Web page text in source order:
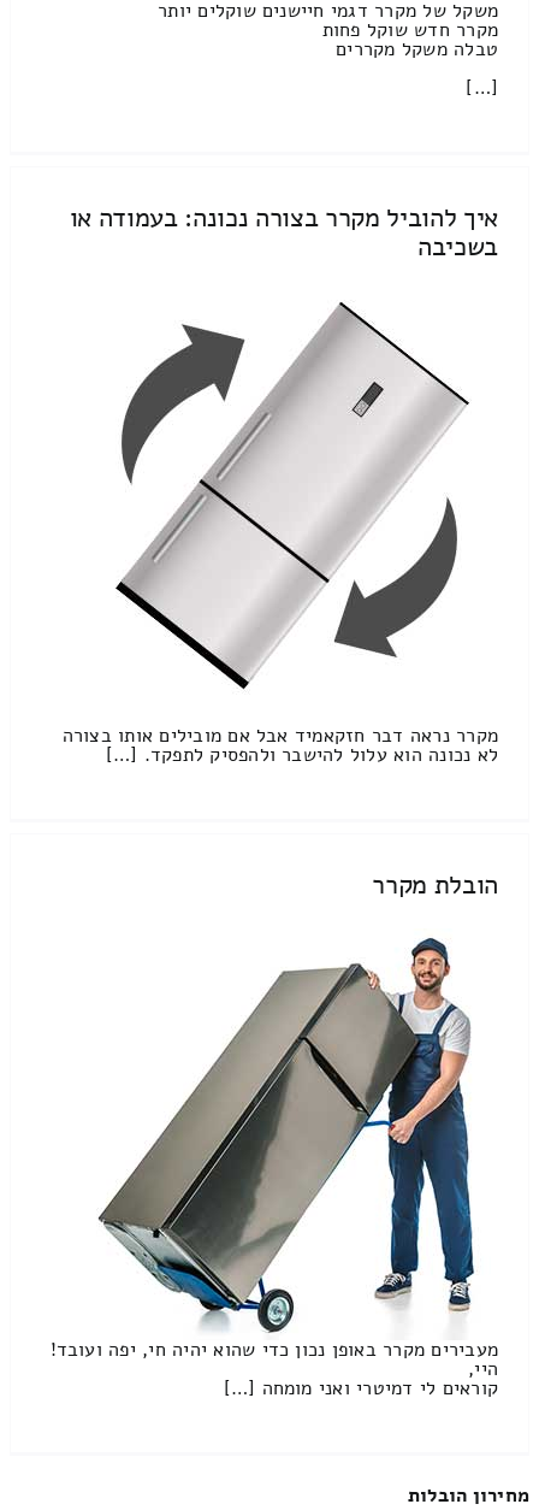
משקל של מקרר דגמי חיישנים שוקלים יותר
מקרר חדש שוקל פחות
טבלה משקל מקררים
[…]
איך להוביל מקרר בצורה נכונה: בעמודה או
בשכיבה
מקרר נראה דבר חזקאמיד אבל אם מובילים אותו בצורה
לא נכונה הוא עלול להישבר ולהפסיק לתפקד. […]
הובלת מקרר
מעבירים מקרר באופן נכון כדי שהוא יהיה חי, יפה ועובד!
היי,
קוראים לי דמיטרי ואני מומחה […]
מחירון הובלות